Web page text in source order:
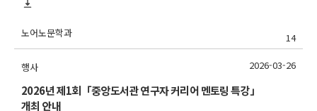
노어노문학과 14
행사
2026년 제1회「중앙도서관 연구자 커리어 멘토링 특강」
개최 안내
2026-03-26